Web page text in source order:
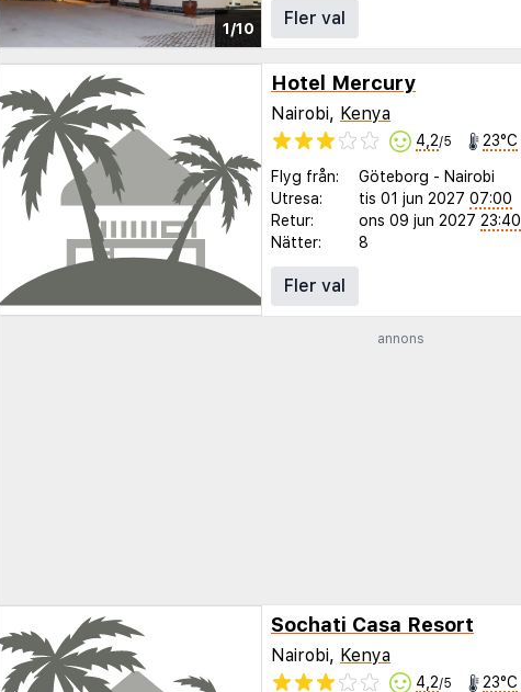
1/10
Fler val
Hotel Mercury
Nairobi, Kenya
4,2/5 23°C
Flyg från: Göteborg - Nairobi
Utresa:
tis 01 jun 2027 07:00
Retur:
ons 09 jun 2027 23:40
Nätter:
8
Fler val
annons
Sochati Casa Resort
Nairobi, Kenya
4,2/5 23°C